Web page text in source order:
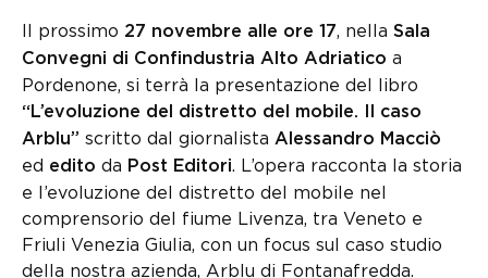
Il prossimo 27 novembre alle ore 17 , nella Sala
Convegni di Confindustria Alto Adriatico a
Pordenone, si terrà la presentazione del libro
“L’evoluzione del distretto del mobile. Il caso
Arblu” scritto dal giornalista Alessandro Macciò
ed edito da Post Editori
. L’opera racconta la storia
e l’evoluzione del distretto del mobile nel
comprensorio del fiume Livenza, tra Veneto e
Friuli Venezia Giulia, con un focus sul caso studio
della nostra azienda, Arblu di Fontanafredda.